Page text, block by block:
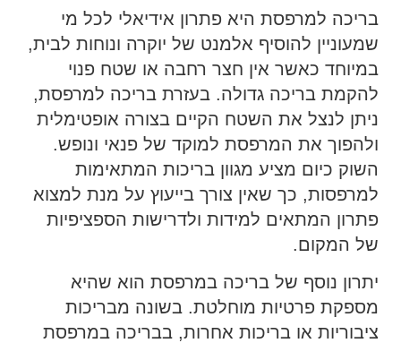
בריכה למרפסת היא פתרון אידיאלי לכל מי
שמעוניין להוסיף אלמנט של יוקרה ונוחות לבית,
במיוחד כאשר אין חצר רחבה או שטח פנוי
להקמת בריכה גדולה. בעזרת בריכה למרפסת,
ניתן לנצל את השטח הקיים בצורה אופטימלית
ולהפוך את המרפסת למוקד של פנאי ונופש.
השוק כיום מציע מגוון בריכות המתאימות
למרפסות, כך שאין צורך בייעוץ על מנת למצוא
פתרון המתאים למידות ולדרישות הספציפיות
של המקום.
יתרון נוסף של בריכה במרפסת הוא שהיא
מספקת פרטיות מוחלטת. בשונה מבריכות
ציבוריות או בריכות אחרות, בבריכה במרפסת